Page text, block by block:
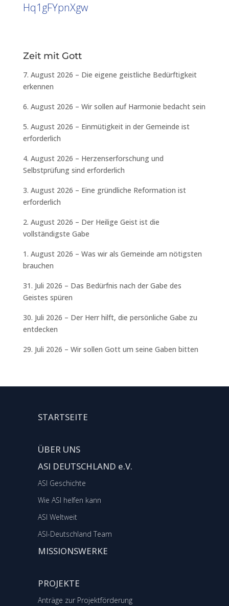
Hq1gFYpnXgw
Zeit mit Gott
7. August 2026 – Die eigene geistliche Bedürftigkeit
erkennen
6. August 2026 – Wir sollen auf Harmonie bedacht sein
5. August 2026 – Einmütigkeit in der Gemeinde ist
erforderlich
4. August 2026 – Herzenserforschung und
Selbstprüfung sind erforderlich
3. August 2026 – Eine gründliche Reformation ist
erforderlich
2. August 2026 – Der Heilige Geist ist die
vollständigste Gabe
1. August 2026 – Was wir als Gemeinde am nötigsten
brauchen
31. Juli 2026 – Das Bedürfnis nach der Gabe des
Geistes spüren
30. Juli 2026 – Der Herr hilft, die persönliche Gabe zu
entdecken
29. Juli 2026 – Wir sollen Gott um seine Gaben bitten
STARTSEITE
ÜBER UNS
ASI DEUTSCHLAND e.V.
ASI Geschichte
Wie ASI helfen kann
ASI Weltweit
ASI-Deutschland Team
MISSIONSWERKE
PROJEKTE
Anträge zur Projektförderung